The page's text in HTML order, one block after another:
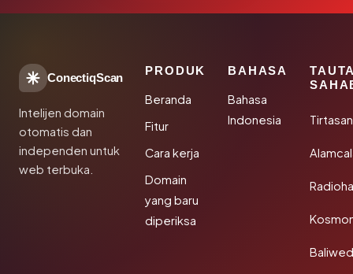
ConectiqScan
Intelijen domain
otomatis dan
independen untuk
web terbuka.
PRODUK
Beranda
Fitur
Cara kerja
Domain
yang baru
diperiksa
BAHASA
Bahasa
Indonesia